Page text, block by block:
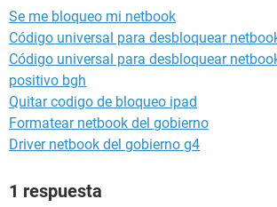
Se me bloqueo mi netbook
Código universal para desbloquear
Código universal para desbloquear
positivo bgh
Quitar codigo de bloqueo ipad
Formatear netbook del gobierno
Driver netbook del gobierno g4
1 respuesta